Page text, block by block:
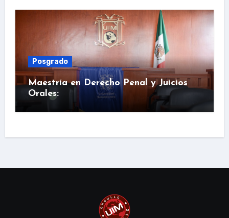
Posgrado
Maestría en Derecho Penal y Juicios
Orales: